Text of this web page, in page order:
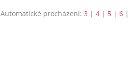
Automatické procházení: 3 | 4| 5| 6|